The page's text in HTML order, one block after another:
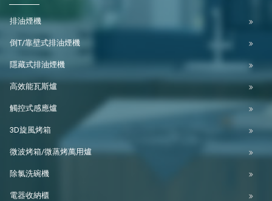
排油煙機
倒T/靠壁式排油煙機
隱藏式排油煙機
高效能瓦斯爐
觸控式感應爐
3D旋風烤箱
微波烤箱/微蒸烤萬用爐
除氯洗碗機
電器收納櫃